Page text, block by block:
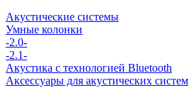
Акустические системы
Умные колонки
-2.0-
-2.1-
Акустика с технологией Bluetooth
Аксессуары для акустических систем